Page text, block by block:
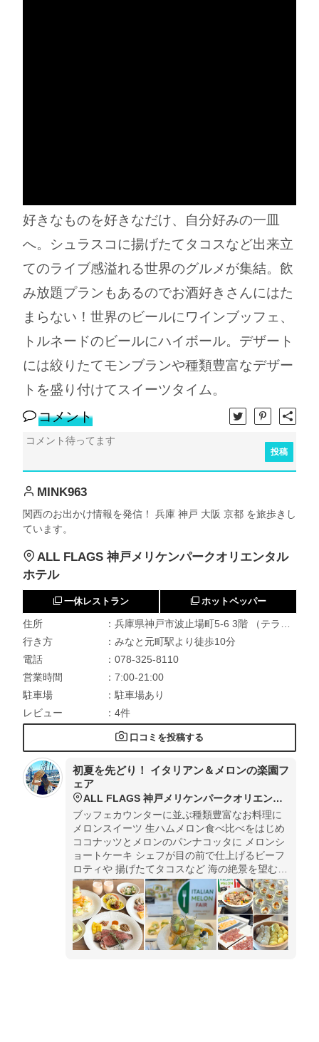
好きなものを好きなだけ、自分好みの一皿
へ。シュラスコに揚げたてタコスなど出来立
てのライブ感溢れる世界のグルメが集結。飲
み放題プランもあるのでお酒好きさんにはた
まらない！世界のビールにワインブッフェ、
トルネードのビールにハイボール。デザート
には絞りたてモンブランや種類豊富なデザー
トを盛り付けてスイーツタイム。
コメント
投稿
MINK963
関西のお出かけ情報を発信！ 兵庫 神戸 大阪 京都 を旅歩きし
ています。
ALL FLAGS 神戸メリケンパークオリエンタル
ホテル
一休レストラン ホットペッパー
住所
：兵庫県神戸市波止場町5-6 3階 （テラスレストラン「サンタモニカの風」跡）
行き方
：みなと元町駅より徒歩10分
電話
：078-325-8110
営業時間
：7:00-21:00
駐車場
：駐車場あり
レビュー
：4件
口コミを投稿する
初夏を先どり！ イタリアン＆メロンの楽園フ
ェア
ALL FLAGS 神戸メリケンパークオリエンタルホテル
ブッフェカウンターに並ぶ種類豊富なお料理に
メロンスイーツ 生ハムメロン食べ比べをはじめ
ココナッツとメロンのパンナコッタに メロンシ
ョートケーキ シェフが目の前で仕上げるビーフ
ロティや 揚げたてタコスなど 海の絶景を望む開
放感溢れる空間にて お好みのお料理＆スイーツ
を心ゆくまでお楽しみいただけます。